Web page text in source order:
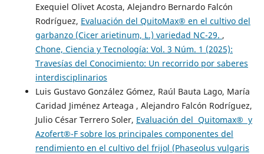
Exequiel Olivet Acosta, Alejandro Bernardo Falcón
Rodríguez, Evaluación del QuitoMax® en el cultivo del
garbanzo (Cicer arietinum, L.) variedad NC-29. ,
Chone, Ciencia y Tecnología: Vol. 3 Núm. 1 (2025):
Travesías del Conocimiento: Un recorrido por saberes
interdisciplinarios
Luis Gustavo González Gómez, Raúl Bauta Lago, María
Caridad Jiménez Arteaga , Alejandro Falcón Rodríguez,
Julio César Terrero Soler, Evaluación del Quitomax® y
Azofert®-F sobre los principales componentes del
rendimiento en el cultivo del frijol (Phaseolus vulgaris